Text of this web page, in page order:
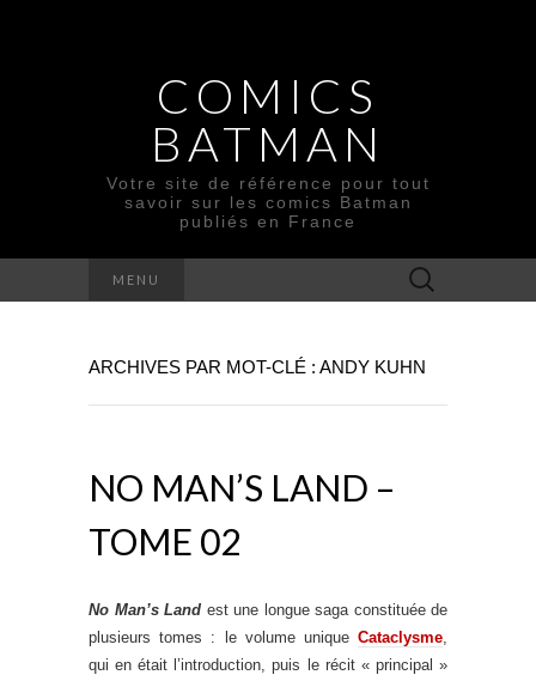
COMICS
BATMAN
Votre site de référence pour tout
savoir sur les comics Batman
publiés en France
MENU Rechercher :
ARCHIVES PAR MOT-CLÉ : ANDY KUHN
NO MAN’S LAND –
TOME 02
No Man’s Land est une longue saga constituée de
plusieurs tomes : le volume unique Cataclysme,
qui en était l’introduction, puis le récit « principal »